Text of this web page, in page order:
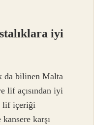
iyi
da bilinen Malta
lif açısından iyi
lif içeriği
karşı